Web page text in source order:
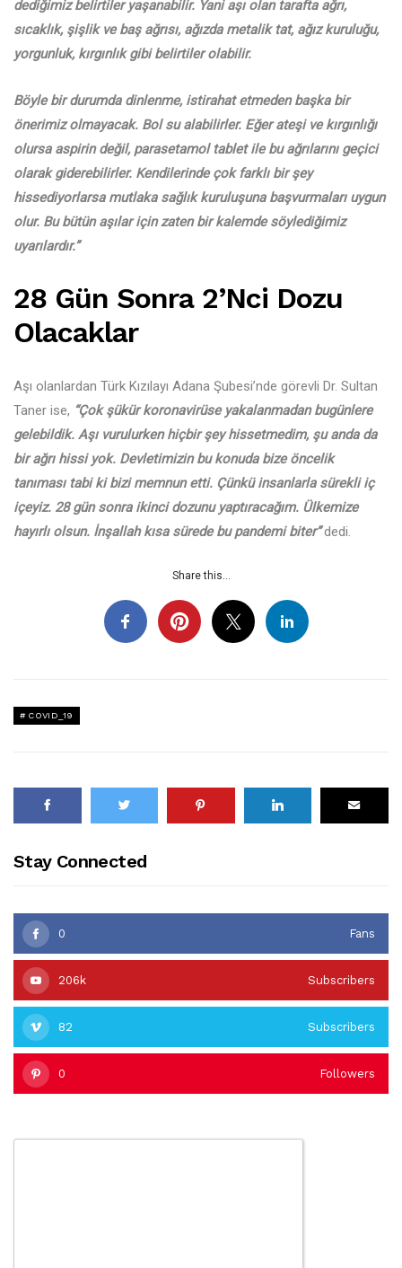
dediğimiz belirtiler yaşanabilir. Yani aşı olan tarafta ağrı,
sıcaklık, şişlik ve baş ağrısı, ağızda metalik tat, ağız kuruluğu,
yorgunluk, kırgınlık gibi belirtiler olabilir.
Böyle bir durumda dinlenme, istirahat etmeden başka bir
önerimiz olmayacak. Bol su alabilirler. Eğer ateşi ve kırgınlığı
olursa aspirin değil, parasetamol tablet ile bu ağrılarını geçici
olarak giderebilirler. Kendilerinde çok farklı bir şey
hissediyorlarsa mutlaka sağlık kuruluşuna başvurmaları uygun
olur. Bu bütün aşılar için zaten bir kalemde söylediğimiz
uyarılardır.”
28 Gün Sonra 2’nci Dozu
Olacaklar
Aşı olanlardan Türk Kızılayı Adana Şubesi’nde görevli Dr. Sultan
Taner ise, “Çok şükür koronavirüse yakalanmadan bugünlere
gelebildik. Aşı vurulurken hiçbir şey hissetmedim, şu anda da
bir ağrı hissi yok. Devletimizin bu konuda bize öncelik
tanıması tabi ki bizi memnun etti. Çünkü insanlarla sürekli iç
içeyiz. 28 gün sonra ikinci dozunu yaptıracağım. Ülkemize
hayırlı olsun. İnşallah kısa sürede bu pandemi biter”dedi.
Share this...
COVID_19
Stay Connected
0 Fans
206k Subscribers
82 Subscribers
0 Followers